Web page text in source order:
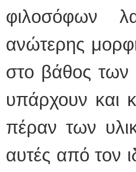
φιλοσόφων
ανώτερης
στο βάθος των
υπάρχουν και
πέραν των
αυτές από τον